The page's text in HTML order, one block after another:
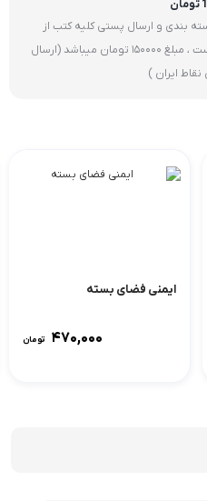
بندی و ارسال پستی کلیه کتب از
طریق پست ، مبلغ 150000 تومان میباشد (ارسال
نقاط ایران )
ایمنی فضای بسته
۴۷۰,۰۰۰ تومان